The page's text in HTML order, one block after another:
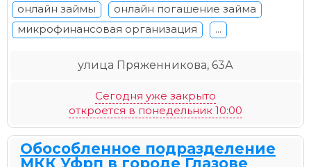
онлайн займы
онлайн погашение займа
микрофинансовая организация
...
улица Пряженникова, 63А
Сегодня уже закрыто
откроется в понедельник 10:00
Обособленное подразделение
МКК Уфрп в городе Глазове